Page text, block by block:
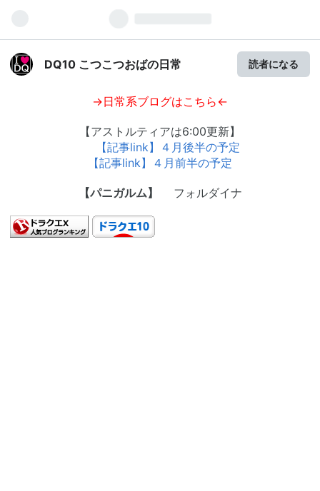
DQ10 こつこつおばの日常 読者になる
→日常系ブログはこちら←
【アストルティアは6:00更新】
【記事link】４月後半の予定
【記事link】４月前半の予定
【パニガルム】 フォルダイナ